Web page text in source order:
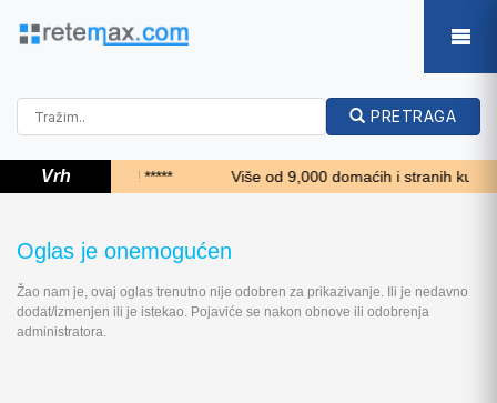
PRETRAGA
Vrh
***** Top 24 sata!!! ***** Više od 9,000 domaćih i stranih
Oglas je onemogućen
Žao nam je, ovaj oglas trenutno nije odobren za prikazivanje. Ili je nedavno
dodat/izmenjen ili je istekao. Pojaviće se nakon obnove ili odobrenja
administratora.